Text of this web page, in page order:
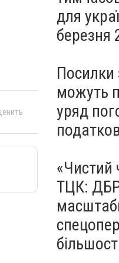
для
березня
Посилки
можуть
уряд
«Чистий
ТЦК: